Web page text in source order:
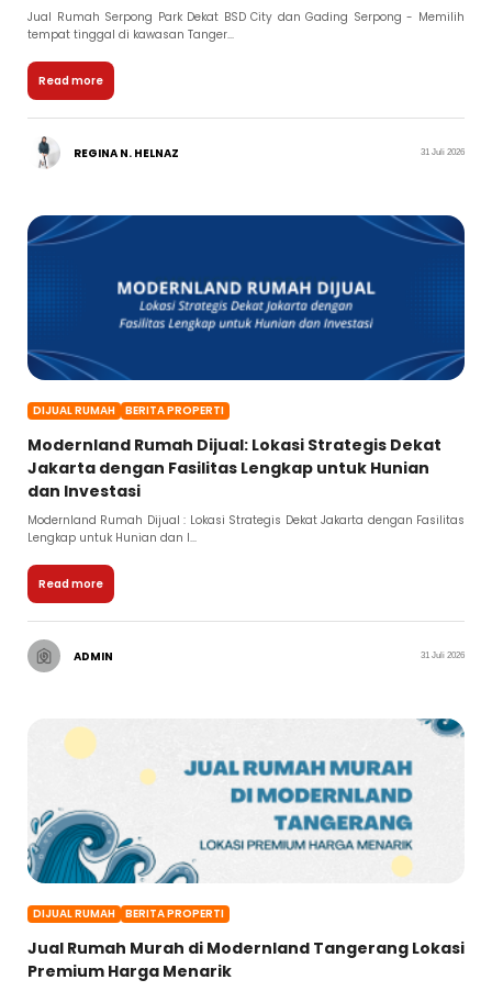
Jual Rumah Serpong Park Dekat BSD City dan Gading Serpong - Memilih
tempat tinggal di kawasan Tanger...
Read more
REGINA N. HELNAZ 31 Juli 2026
DIJUAL RUMAH BERITA PROPERTI
Modernland Rumah Dijual: Lokasi Strategis Dekat
Jakarta dengan Fasilitas Lengkap untuk Hunian
dan Investasi
Modernland Rumah Dijual : Lokasi Strategis Dekat Jakarta dengan Fasilitas
Lengkap untuk Hunian dan I...
Read more
ADMIN 31 Juli 2026
DIJUAL RUMAH BERITA PROPERTI
Jual Rumah Murah di Modernland Tangerang Lokasi
Premium Harga Menarik